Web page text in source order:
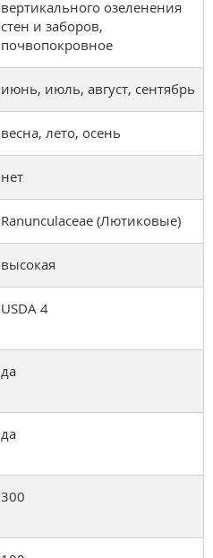
вертикального озеленения
стен и заборов,
почвопокровное
июнь, июль, август, сентябрь
весна, лето, осень
нет
Ranunculaceae (Лютиковые)
высокая
USDA 4
да
да
300